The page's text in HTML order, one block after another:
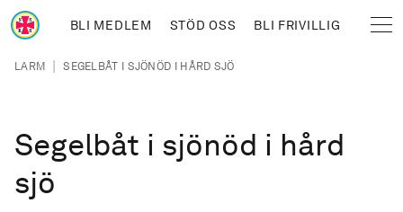
Hoppa till huvudinnehåll
BLI MEDLEM STÖD OSS BLI FRIVILLIG
Länkstig
LARM | SEGELBÅT I SJÖNÖD I HÅRD SJÖ
Segelbåt i sjönöd i hård
sjö